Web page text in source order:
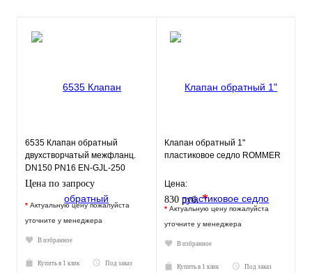
6535 Клапан обратный
двухстворчатый межфланц.
DN150 PN16 EN-GJL-250
нерж.сталь EPDM JAFAR
Цена по запросу
* Актуальную цену пожалуйста
уточните у менеджера
В избранное
Купить в 1 клик Под заказ
Клапан обратный 1"
пластиковое седло ROMMER
Цена:
830 руб.*
* Актуальную цену пожалуйста
уточните у менеджера
В избранное
Купить в 1 клик Под заказ